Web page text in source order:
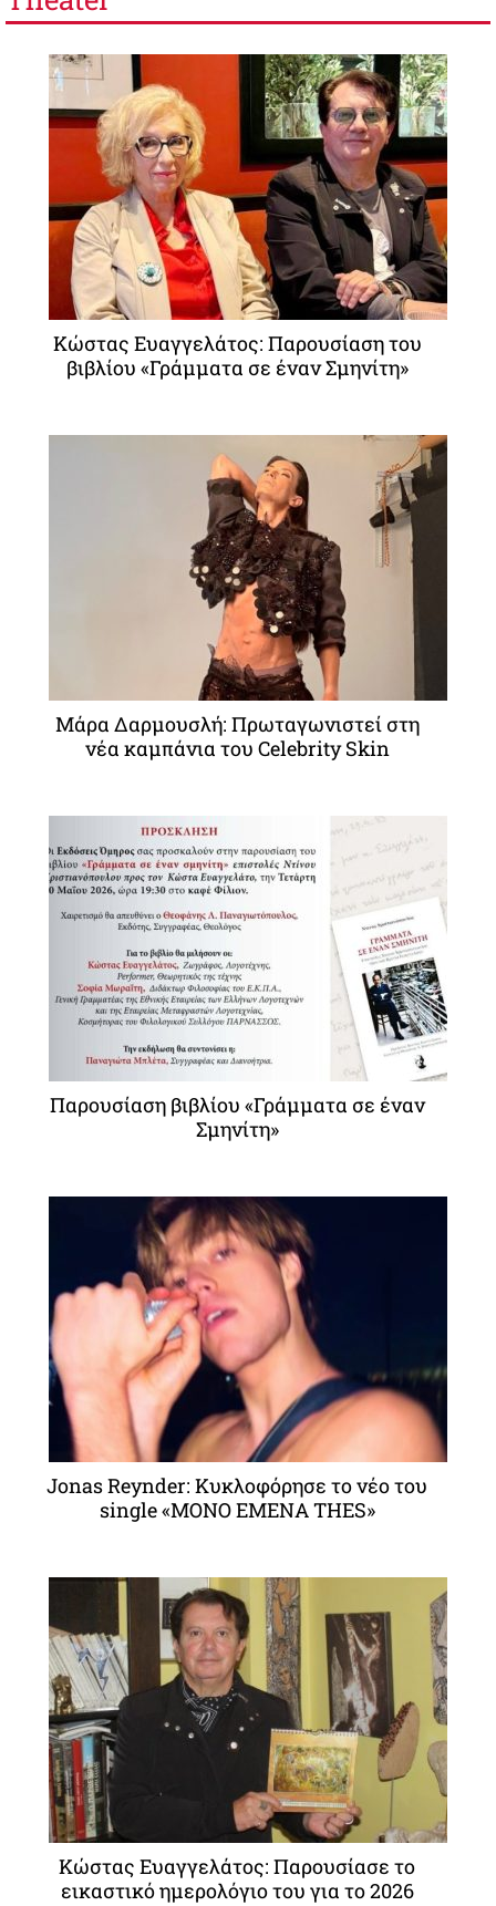
Κώστας Ευαγγελάτος: Παρουσίαση του
βιβλίου «Γράμματα σε έναν Σμηνίτη»
Μάρα Δαρμουσλή: Πρωταγωνιστεί στη
νέα καμπάνια του Celebrity Skin
Παρουσίαση βιβλίου «Γράμματα σε έναν
Σμηνίτη»
Jonas Reynder: Κυκλοφόρησε το νέο του
single «MONO EMENA THES»
Κώστας Ευαγγελάτος: Παρουσίασε το
εικαστικό ημερολόγιο του για το 2026